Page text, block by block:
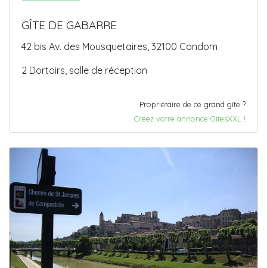
GÎTE DE GABARRE
42 bis Av. des Mousquetaires, 32100 Condom
2 Dortoirs, salle de réception
Propriétaire de ce grand gîte ?
Créez votre annonce GitesXXL !